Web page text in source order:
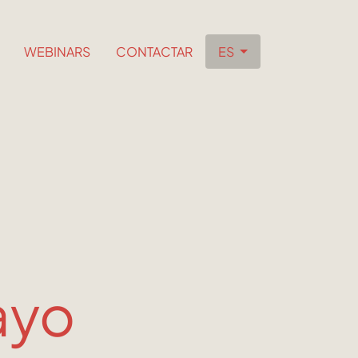
WEBINARS CONTACTAR ES